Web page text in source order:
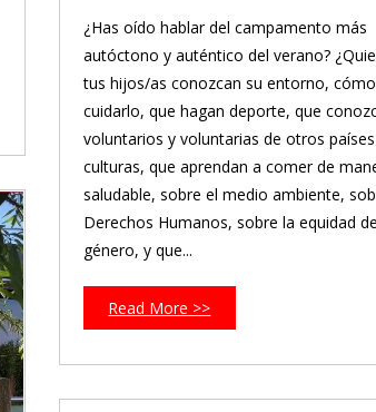
¿Has oído hablar del campamento más
autóctono y auténtico del verano?
tus hijos/as conozcan su entorno, cómo
cuidarlo, que hagan deporte, que
voluntarios y voluntarias de otros
culturas, que aprendan a comer de
saludable, sobre el medio ambiente,
Derechos Humanos, sobre la equidad de
género, y que...
Read More >>